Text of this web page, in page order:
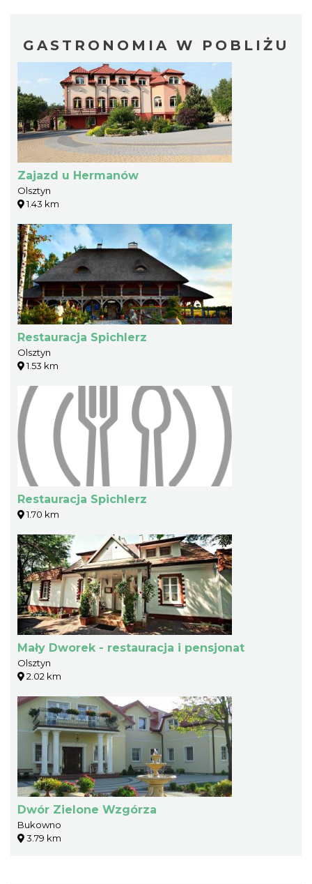
GASTRONOMIA W POBLIŻU
Zajazd u Hermanów
Olsztyn
1.43 km
Restauracja Spichlerz
Olsztyn
1.53 km
Restauracja Spichlerz
1.70 km
Mały Dworek - restauracja i pensjonat
Olsztyn
2.02 km
Dwór Zielone Wzgórza
Bukowno
3.79 km